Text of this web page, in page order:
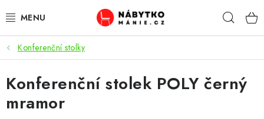
na
OBÝVACÍ POKOJ
KUCHYŇ A JÍDELNA
LOŽNICE
Konferenční stolky
Konferenční stolek POLY černý
mramor